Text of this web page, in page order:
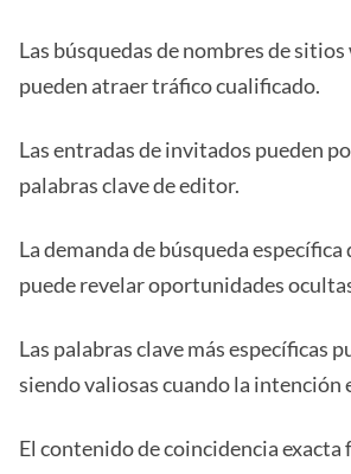
Las búsquedas de nombres de sitios
pueden atraer tráfico cualificado.
Las entradas de invitados pueden
palabras clave de editor.
La demanda de búsqueda específica
puede revelar oportunidades
Las palabras clave más específicas
siendo valiosas cuando la intención
El contenido de coincidencia